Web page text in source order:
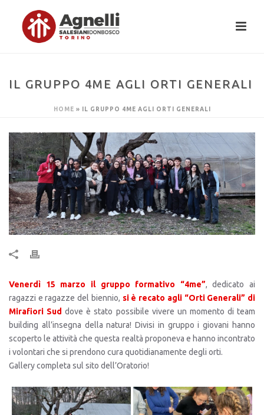
IL GRUPPO 4ME AGLI ORTI GENERALI
HOME » IL GRUPPO 4ME AGLI ORTI GENERALI
Venerdì 15 marzo il gruppo formativo “4me”, dedicato ai
ragazzi e ragazze del biennio, si è recato agli “Orti Generali” di
Mirafiori Suddove è stato possibile vivere un momento di team
building all’insegna della natura! Divisi in gruppo i giovani hanno
scoperto le attività che questa realtà proponeva e hanno incontrato
i volontari che si prendono cura quotidianamente degli orti.
Gallery completa sul sito dell’Oratorio!